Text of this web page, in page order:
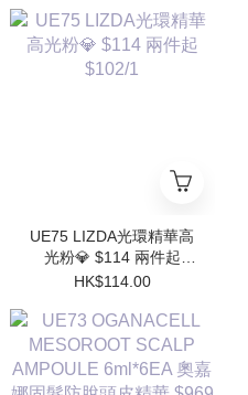
UE75 LIZDA光環精華高
光粉💎 $114 兩件起
$102/1
HK$114.00